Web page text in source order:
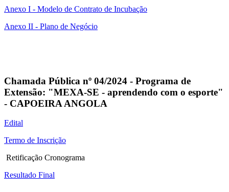
Anexo I - Modelo de Contrato de Incubação
Anexo II - Plano de Negócio
Chamada Pública nº 04/2024 - Programa de
Extensão: "MEXA-SE - aprendendo com o esporte"
- CAPOEIRA ANGOLA
Edital
Termo de Inscrição
Retificação Cronograma
Resultado Final